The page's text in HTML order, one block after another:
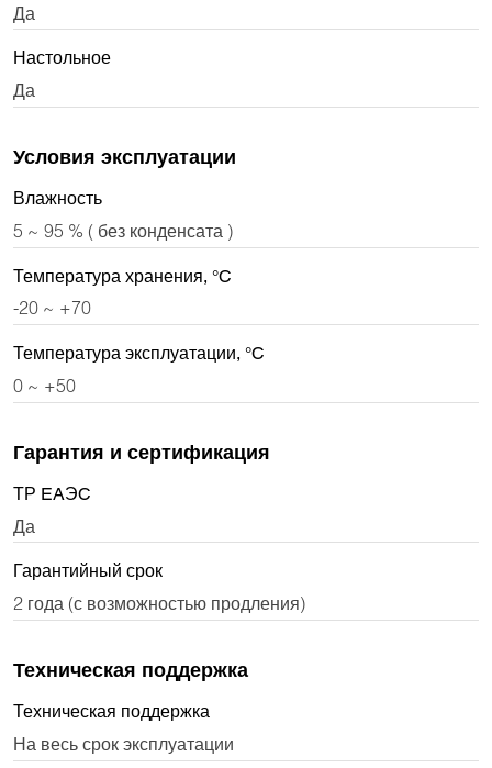
Да
Настольное
Да
Условия эксплуатации
Влажность
5 ~ 95 % ( без конденсата )
Температура хранения, °C
-20 ~ +70
Температура эксплуатации, °C
0 ~ +50
Гарантия и сертификация
ТР EAЭC
Да
Гарантийный срок
2 года (с возможностью продления)
Техническая поддержка
Техническая поддержка
На весь срок эксплуатации